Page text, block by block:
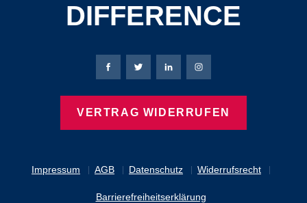
DIFFERENCE
Impressum AGB Datenschutz Widerrufsrecht
Barrierefreiheitserklärung
Bierbaum-Proenen Facebook-Seite
Bierbaum-Proenen Twitter Seite
Bierbaum-Proenen LinkedIn
Bierbaum-Proenen
VERTRAG WIDERRUFEN